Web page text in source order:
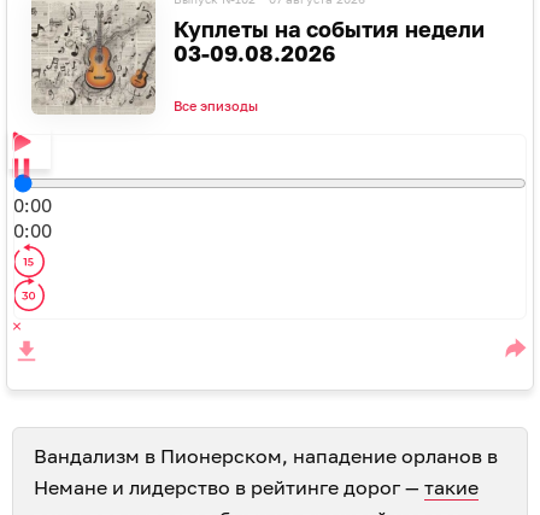
Куплеты на события недели
03-09.08.2026
Все эпизоды
0:00
0:00
Вандализм в Пионерском, нападение орланов в
Немане и лидерство в рейтинге дорог — такие